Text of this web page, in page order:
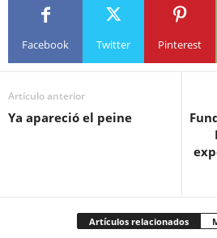
Facebook Twitter Pinterest
Artículo anterior
Ya apareció el peine
Artículos relacionados